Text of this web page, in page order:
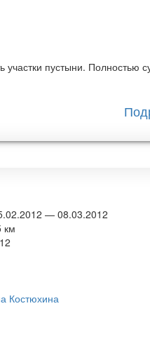
пустыни. Полностью
—08.03.2012
км
12
Костюхина